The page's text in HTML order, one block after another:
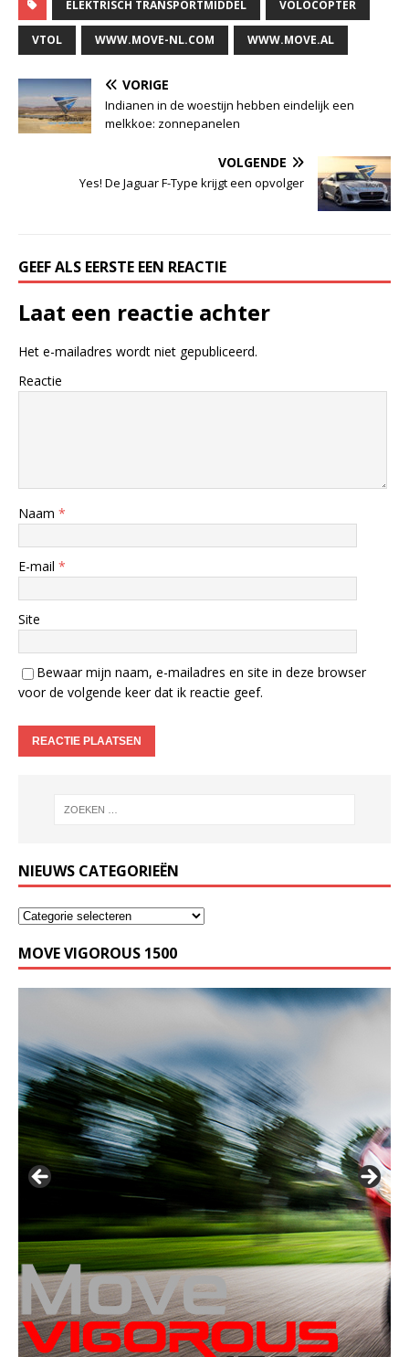
ELEKTRISCH TRANSPORTMIDDEL VOLOCOPTER
VTOL WWW.MOVE-NL.COM WWW.MOVE.AL
VORIGE
Indianen in de woestijn hebben eindelijk een
melkkoe: zonnepanelen
VOLGENDE
Yes! De Jaguar F-Type krijgt een opvolger
GEEF ALS EERSTE EEN REACTIE
Laat een reactie achter
Het e-mailadres wordt niet gepubliceerd.
Reactie
Naam *
E-mail *
Site
Bewaar mijn naam, e-mailadres en site in deze browser
voor de volgende keer dat ik reactie geef.
NIEUWS CATEGORIEËN
MOVE VIGOROUS 1500